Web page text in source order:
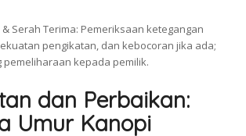
& Serah Terima: Pemeriksaan ketegangan
pengikatan, dan kebocoran jika ada;
pemeliharaan kepada pemilik.
dan Perbaikan:
Umur Kanopi